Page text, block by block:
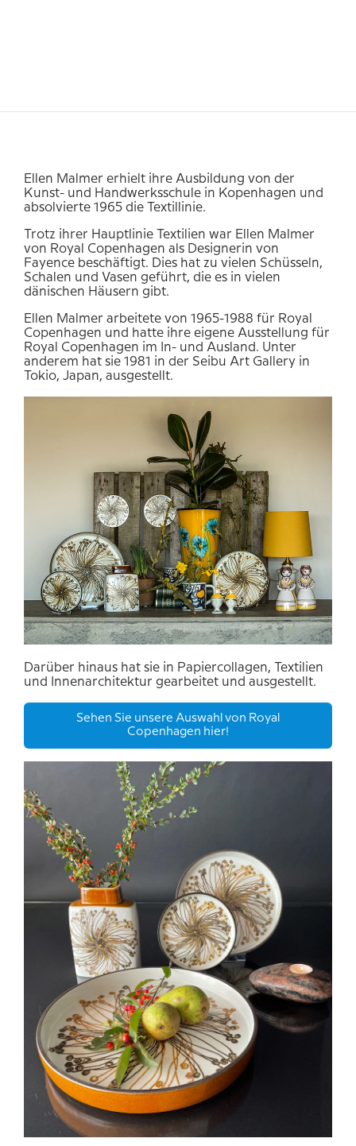
Ellen Malmer erhielt ihre Ausbildung von der
Kunst- und Handwerksschule in Kopenhagen und
absolvierte 1965 die Textillinie.
Trotz ihrer Hauptlinie Textilien war Ellen Malmer
von Royal Copenhagen als Designerin von
Fayence beschäftigt. Dies hat zu vielen Schüsseln,
Schalen und Vasen geführt, die es in vielen
dänischen Häusern gibt.
Ellen Malmer arbeitete von 1965-1988 für Royal
Copenhagen und hatte ihre eigene Ausstellung für
Royal Copenhagen im In- und Ausland. Unter
anderem hat sie 1981 in der Seibu Art Gallery in
Tokio, Japan, ausgestellt.
Darüber hinaus hat sie in Papiercollagen, Textilien
und Innenarchitektur gearbeitet und ausgestellt.
Sehen Sie unsere Auswahl von Royal
Copenhagen hier!